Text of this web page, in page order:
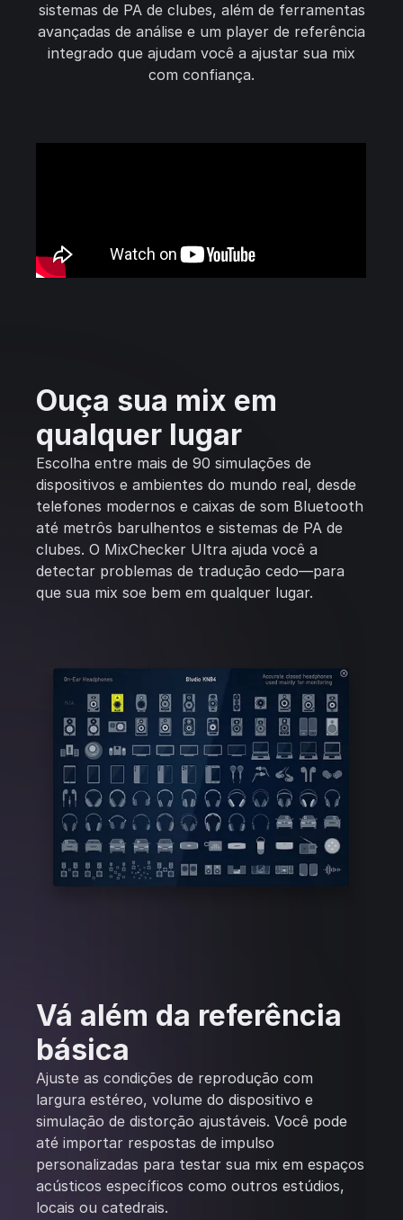
sistemas de PA de clubes, além de ferramentas
avançadas de análise e um player de referência
integrado que ajudam você a ajustar sua mix
com confiança.
Ouça sua mix em
qualquer lugar
Escolha entre mais de 90 simulações de
dispositivos e ambientes do mundo real, desde
telefones modernos e caixas de som Bluetooth
até metrôs barulhentos e sistemas de PA de
clubes. O MixChecker Ultra ajuda você a
detectar problemas de tradução cedo—para
que sua mix soe bem em qualquer lugar.
Vá além da referência
básica
Ajuste as condições de reprodução com
largura estéreo, volume do dispositivo e
simulação de distorção ajustáveis. Você pode
até importar respostas de impulso
personalizadas para testar sua mix em espaços
acústicos específicos como outros estúdios,
locais ou catedrais.